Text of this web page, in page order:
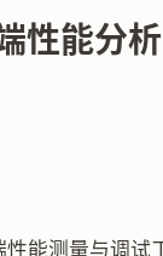
性能分
能测量与调试